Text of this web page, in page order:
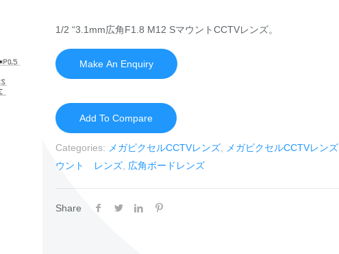
1/2 “3.1mm広角F1.8 M12 SマウントCCTVレンズ。
Add To Compare
Categories: メガピクセルCCTVレンズ, メガピクセルCCTVレンズ,
ウント レンズ, 広角ボードレンズ
Share